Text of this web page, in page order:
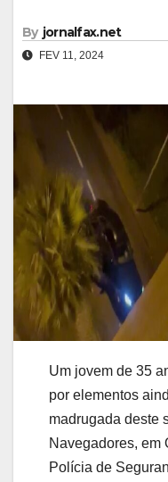
By jornalfax.net
FEV 11, 2024
Um jovem de 35
por elementos
madrugada deste
Navegadores, em
Polícia de